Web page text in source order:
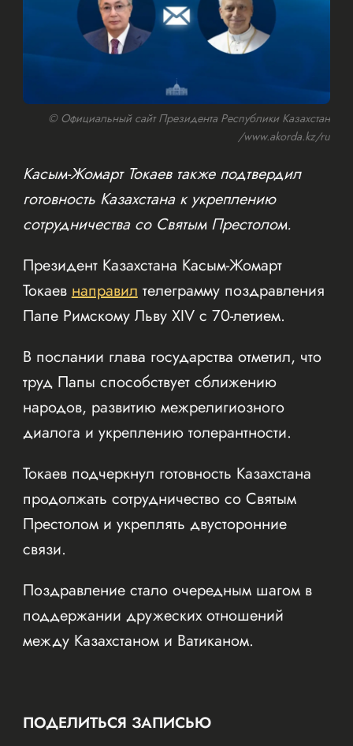
© Официальный сайт Президента Республики Казахстан
/www.akorda.kz/ru
Касым-Жомарт Токаев также подтвердил
готовность Казахстана к укреплению
сотрудничества со Святым Престолом.
Президент Казахстана Касым-Жомарт
Токаевнаправилтелеграмму поздравления
Папе Римскому Льву XIV с 70-летием.
В послании глава государства отметил, что
труд Папы способствует сближению
народов, развитию межрелигиозного
диалога и укреплению толерантности.
Токаев подчеркнул готовность Казахстана
продолжать сотрудничество со Святым
Престолом и укреплять двусторонние
связи.
Поздравление стало очередным шагом в
поддержании дружеских отношений
между Казахстаном и Ватиканом.
ПОДЕЛИТЬСЯ ЗАПИСЬЮ